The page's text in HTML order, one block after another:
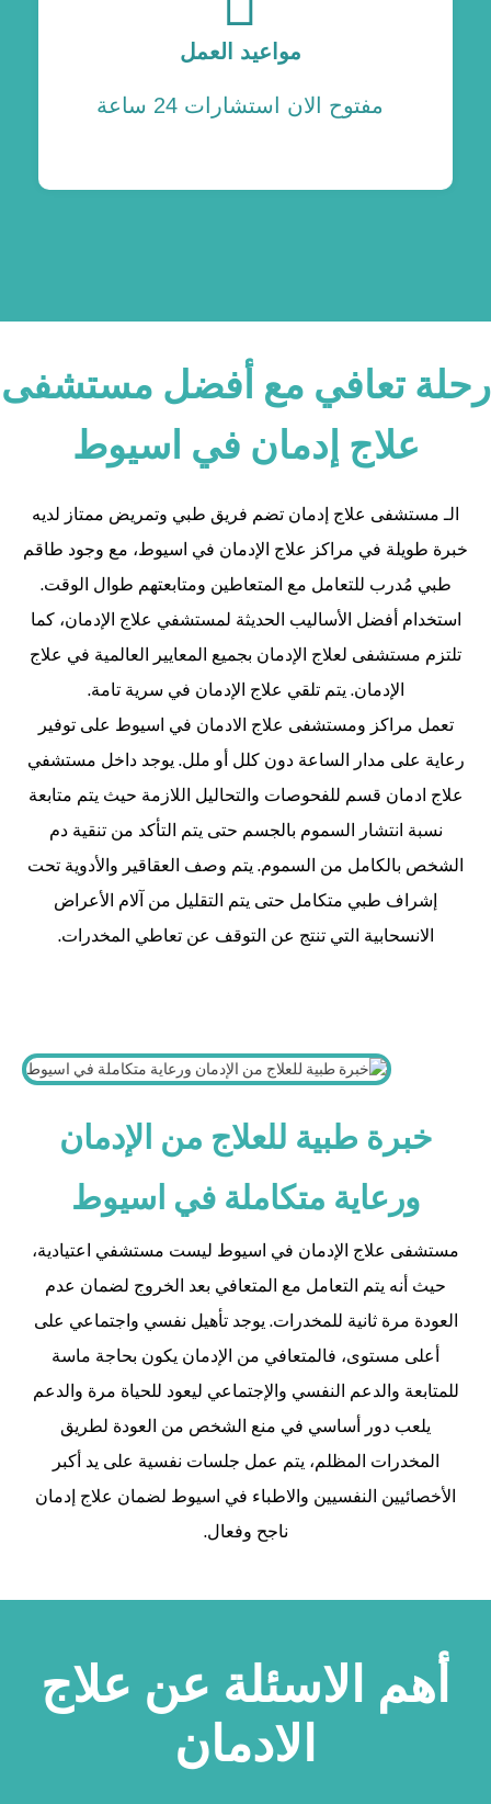
مواعيد العمل
مفتوح الان استشارات 24 ساعة
رحلة تعافي مع أفضل مستشفى
علاج إدمان في اسيوط
الـ مستشفى علاج إدمان تضم فريق طبي وتمريض ممتاز لديه
خبرة طويلة في مراكز علاج الإدمان في اسيوط، مع وجود طاقم
طبي مُدرب للتعامل مع المتعاطين ومتابعتهم طوال الوقت.
استخدام أفضل الأساليب الحديثة لمستشفي علاج الإدمان، كما
تلتزم مستشفى لعلاج الإدمان بجميع المعايير العالمية في علاج
الإدمان. يتم تلقي علاج الإدمان في سرية تامة.
تعمل مراكز ومستشفى علاج الادمان في اسيوط على توفير
رعاية على مدار الساعة دون كلل أو ملل. يوجد داخل مستشفي
علاج ادمان قسم للفحوصات والتحاليل اللازمة حيث يتم متابعة
نسبة انتشار السموم بالجسم حتى يتم التأكد من تنقية دم
الشخص بالكامل من السموم. يتم وصف العقاقير والأدوية تحت
إشراف طبي متكامل حتى يتم التقليل من آلام الأعراض
الانسحابية التي تنتج عن التوقف عن تعاطي المخدرات.
خبرة طبية للعلاج من الإدمان
ورعاية متكاملة في اسيوط
مستشفى علاج الإدمان في اسيوط ليست مستشفي اعتيادية،
حيث أنه يتم التعامل مع المتعافي بعد الخروج لضمان عدم
العودة مرة ثانية للمخدرات. يوجد تأهيل نفسي واجتماعي على
أعلى مستوى، فالمتعافي من الإدمان يكون بحاجة ماسة
للمتابعة والدعم النفسي والإجتماعي ليعود للحياة مرة والدعم
يلعب دور أساسي في منع الشخص من العودة لطريق
المخدرات المظلم، يتم عمل جلسات نفسية على يد أكبر
الأخصائيين النفسيين والاطباء في اسيوط لضمان علاج إدمان
ناجح وفعال.
أهم الاسئلة عن علاج
الادمان